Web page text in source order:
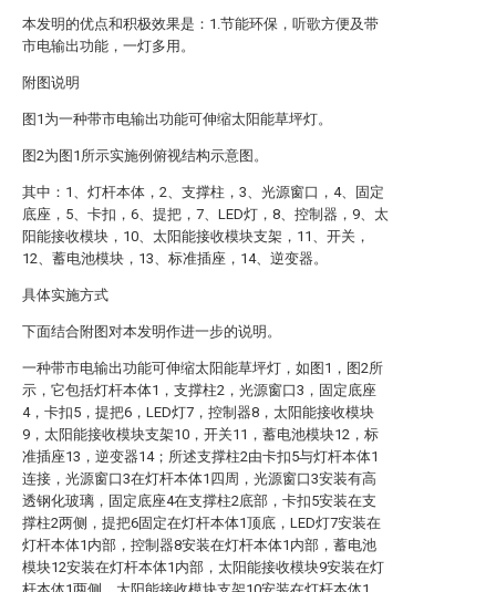
本发明的优点和积极效果是：1.节能环保，听歌方便及带
市电输出功能，一灯多用。
附图说明
图1为一种带市电输出功能可伸缩太阳能草坪灯。
图2为图1所示实施例俯视结构示意图。
其中：1、灯杆本体，2、支撑柱，3、光源窗口，4、固定
底座，5、卡扣，6、提把，7、LED灯，8、控制器，9、太
阳能接收模块，10、太阳能接收模块支架，11、开关，
12、蓄电池模块，13、标准插座，14、逆变器。
具体实施方式
下面结合附图对本发明作进一步的说明。
一种带市电输出功能可伸缩太阳能草坪灯，如图1，图2所
示，它包括灯杆本体1，支撑柱2，光源窗口3，固定底座
4，卡扣5，提把6，LED灯7，控制器8，太阳能接收模块
9，太阳能接收模块支架10，开关11，蓄电池模块12，标
准插座13，逆变器14；所述支撑柱2由卡扣5与灯杆本体1
连接，光源窗口3在灯杆本体1四周，光源窗口3安装有高
透钢化玻璃，固定底座4在支撑柱2底部，卡扣5安装在支
撑柱2两侧，提把6固定在灯杆本体1顶底，LED灯7安装在
灯杆本体1内部，控制器8安装在灯杆本体1内部，蓄电池
模块12安装在灯杆本体1内部，太阳能接收模块9安装在灯